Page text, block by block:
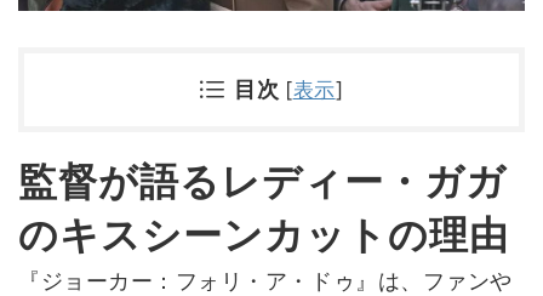
目次 [表示]
監督が語るレディー・ガガ
のキスシーンカットの理由
『ジョーカー：フォリ・ア・ドゥ』は、ファンや